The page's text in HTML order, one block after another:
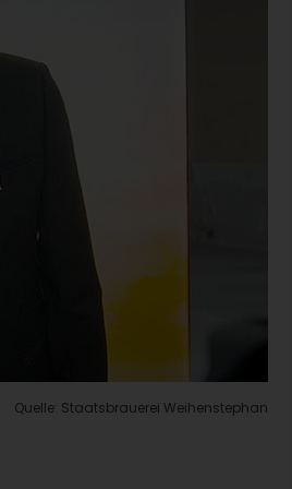
Quelle: Staatsbrauerei Weihenstephan